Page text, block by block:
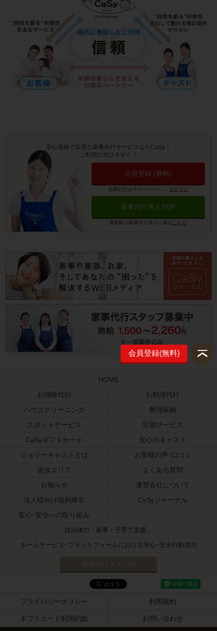
安心価格で良質な家事代行サービスならCaSy！
ご利用の方は今すぐ！
会員登録 (無料)
会員の方はマイページへ → ログイン
家事代行求人TOP
東郷町の家事代行求人一覧は こちら
会員登録(無料)
HOME
お掃除代行
お料理代行
ハウスクリーニング
整理収納
スポットサービス
定期サービス
CaSyギフトカード
安心のキャスト
ジョリーキャストとは
お客様の声･口コミ
提供エリア
よくある質問
お知らせ
運営会社について
法人様向け福利厚生
CaSyジャーナル
安心･安全への取り組み
自治体の「家事・子育て支援」
ホームサービス･プラットフォームにおける安心･安全行動原則
プライバシーポリシー 利用規約
ギフトカード利用約款 お問い合わせ